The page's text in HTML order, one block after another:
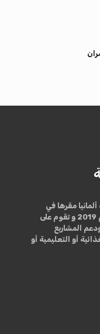
مقرها في
العاصمة الألمانية برلين وتأسست منذ العام 2019 و تقوم على
المشاريع
أو التعليمية أو